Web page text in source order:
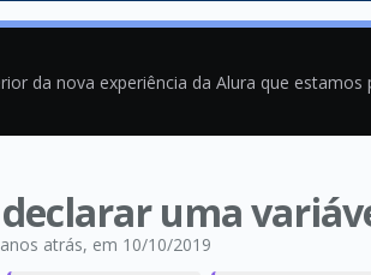
da nova experiência da Alura que
uma
atrás, em 10/10/2019